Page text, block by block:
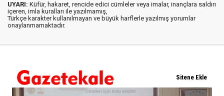
UYARI: Küfür, hakaret, rencide edici cümleler veya imalar, inançlara saldırı
içeren, imla kuralları ile yazılmamış,
Türkçe karakter kullanılmayan ve büyük harflerle yazılmış yorumlar
onaylanmamaktadır.